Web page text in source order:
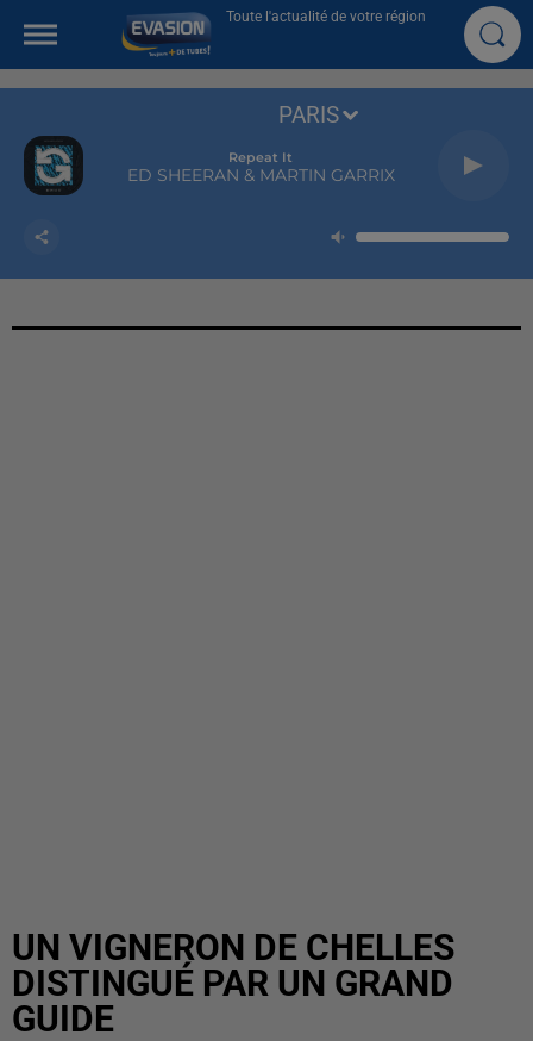
Toute l'actualité de votre région
Repeat It
ED SHEERAN & MARTIN GARRIX
PARIS
UN VIGNERON DE CHELLES
DISTINGUÉ PAR UN GRAND
GUIDE